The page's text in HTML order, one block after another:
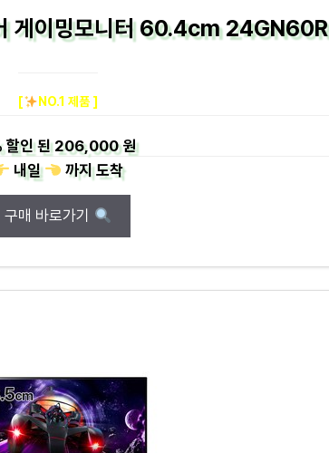
게이밍모니터 60.4cm 24GN60R
[ NO.1 제품 ]
할인 된206,000 원
내일
까지도착
구매 바로가기